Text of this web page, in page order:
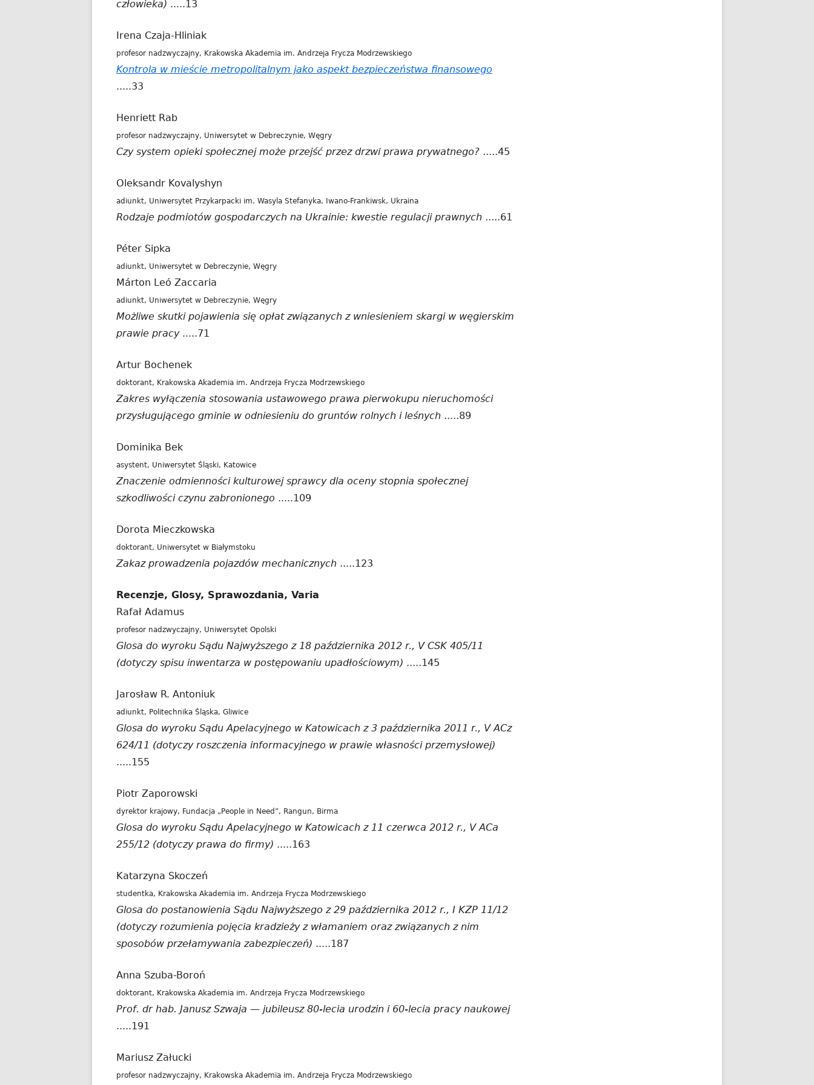
człowieka) .....13
Irena Czaja-Hliniak
profesor nadzwyczajny, Krakowska Akademia im. Andrzeja Frycza Modrzewskiego
Kontrola w mieście metropolitalnym jako aspekt bezpieczeństwa finansowego
oknie
.....33
Henriett Rab
profesor nadzwyczajny, Uniwersytet w Debreczynie, Węgry
Czy system opieki społecznej może przejść przez drzwi prawa prywatnego? .....45
Oleksandr Kovalyshyn
adiunkt, Uniwersytet Przykarpacki im. Wasyla Stefanyka, Iwano-Frankiwsk, Ukraina
Rodzaje podmiotów gospodarczych na Ukrainie: kwestie regulacji prawnych .....61
Péter Sipka
adiunkt, Uniwersytet w Debreczynie, Węgry
Márton Leó Zaccaria
adiunkt, Uniwersytet w Debreczynie, Węgry
Możliwe skutki pojawienia się opłat związanych z wniesieniem skargi w węgierskim
prawie pracy.....71
Artur Bochenek
doktorant, Krakowska Akademia im. Andrzeja Frycza Modrzewskiego
Zakres wyłączenia stosowania ustawowego prawa pierwokupu nieruchomości
przysługującego gminie w odniesieniu do gruntów rolnych i leśnych .....89
Dominika Bek
asystent, Uniwersytet Śląski, Katowice
Znaczenie odmienności kulturowej sprawcy dla oceny stopnia społecznej
szkodliwości czynu zabronionego .....109
Dorota Mieczkowska
doktorant, Uniwersytet w Białymstoku
Zakaz prowadzenia pojazdów mechanicznych .....123
Recenzje, Glosy, Sprawozdania, Varia
Rafał Adamus
profesor nadzwyczajny, Uniwersytet Opolski
Glosa do wyroku Sądu Najwyższego z 18 października 2012 r., V CSK 405/11
(dotyczy spisu inwentarza w postępowaniu upadłościowym) .....145
Jarosław R. Antoniuk
adiunkt, Politechnika Śląska, Gliwice
Glosa do wyroku Sądu Apelacyjnego w Katowicach z 3 października 2011 r., V ACz
624/11 (dotyczy roszczenia informacyjnego w prawie własności przemysłowej)
.....155
Piotr Zaporowski
dyrektor krajowy, Fundacja „People in Need”, Rangun, Birma
Glosa do wyroku Sądu Apelacyjnego w Katowicach z 11 czerwca 2012 r., V ACa
255/12 (dotyczy prawa do firmy) .....163
Katarzyna Skoczeń
studentka, Krakowska Akademia im. Andrzeja Frycza Modrzewskiego
Glosa do postanowienia Sądu Najwyższego z 29 października 2012 r., I KZP 11/12
(dotyczy rozumienia pojęcia kradzieży z włamaniem oraz związanych z nim
sposobów przełamywania zabezpieczeń) .....187
Anna Szuba-Boroń
doktorant, Krakowska Akademia im. Andrzeja Frycza Modrzewskiego
Prof. dr hab. Janusz Szwaja — jubileusz 80-lecia urodzin i 60-lecia pracy naukowej
.....191
Mariusz Załucki
profesor nadzwyczajny, Krakowska Akademia im. Andrzeja Frycza Modrzewskiego